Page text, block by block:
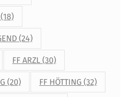
(18)
(24)
FF ARZL (30)
(20) FF HÖTTING (32)